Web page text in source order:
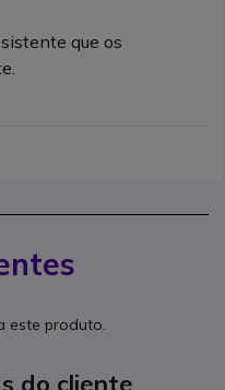
que os
este produto.
do cliente